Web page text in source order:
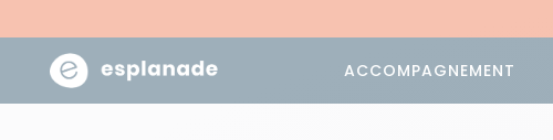
ACCOMPAGNEMENT